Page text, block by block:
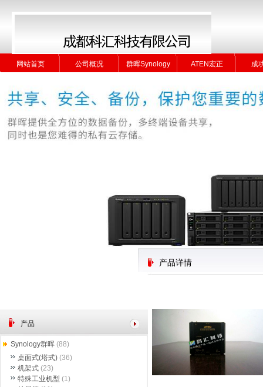
网站首页 公司概况 群晖Synology ATEN宏正 成
网站首页 公司概况 群晖Synology ATEN宏正 成
产品详情
产品
Synology群晖 (88)
桌面式(塔式) (36)
机架式 (23)
特殊工业机型 (1)